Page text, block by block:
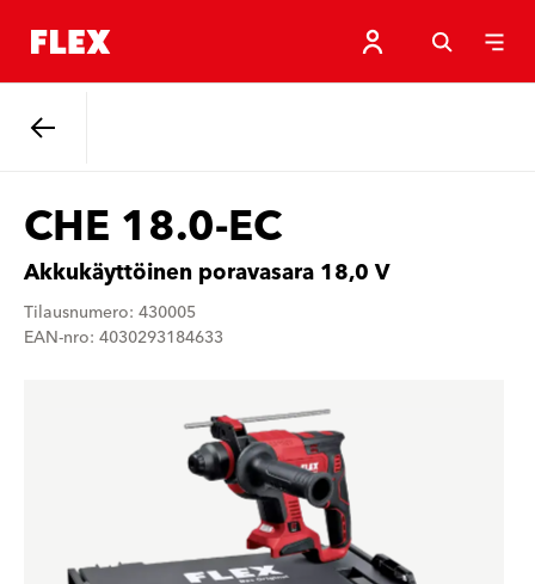
CHE 18.0-EC
Akkukäyttöinen poravasara 18,0 V
Tilausnumero: 430005
EAN-nro: 4030293184633